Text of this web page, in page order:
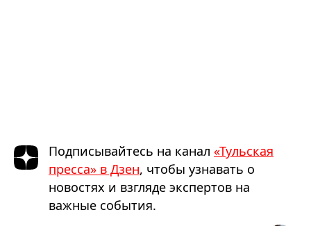
Подписывайтесь на канал «Тульская
пресса» в Дзен, чтобы узнавать о
новостях и взгляде экспертов на
важные события.